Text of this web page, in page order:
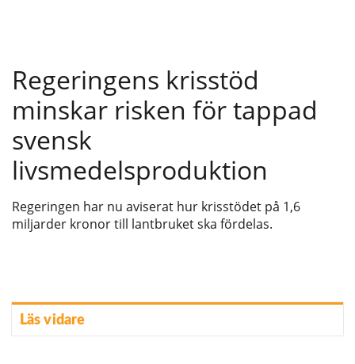
Regeringens krisstöd
minskar risken för tappad
svensk
livsmedelsproduktion
Regeringen har nu aviserat hur krisstödet på 1,6
miljarder kronor till lantbruket ska fördelas.
Läs vidare